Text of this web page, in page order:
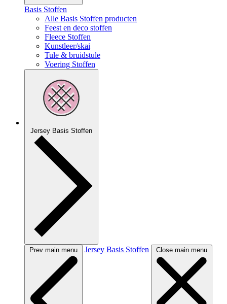
Basis Stoffen
Alle Basis Stoffen producten
Feest en deco stoffen
Fleece Stoffen
Kunstleer/skai
Tule & bruidstule
Voering Stoffen
Jersey Basis Stoffen
Prev main menu Jersey Basis Stoffen Close main menu